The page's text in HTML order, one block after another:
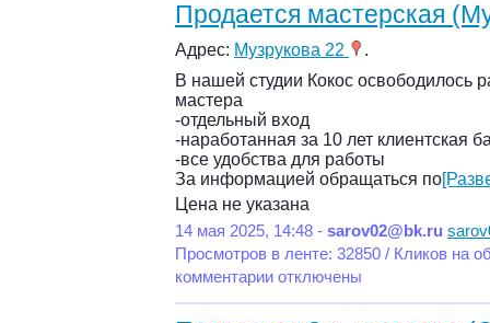
Продается мастерская
Адрес: Музрукова 22
.
В нашей студии Кокос освободилось
мастера
-отдельный вход
-наработанная за 10 лет клиентская
-все удобства для работы
За информацией обращаться по
Цена не указана
14 мая 2025, 14:48 - sarov02@bk.ru
Просмотров в ленте: 32850 / Кликов на
комментарии отключены